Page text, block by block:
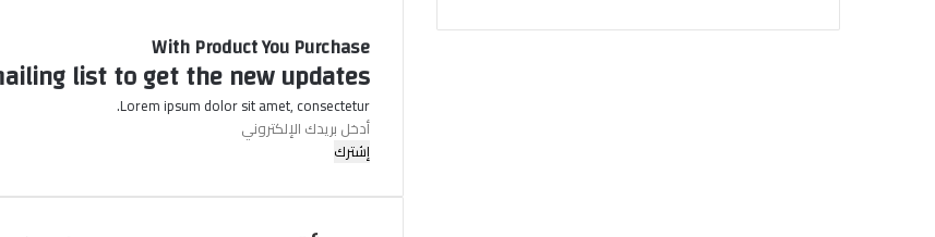
With Product You Purchase
list to get the new updates!
Lorem ipsum dolor sit amet, consectetur.
أدخل
بريدك